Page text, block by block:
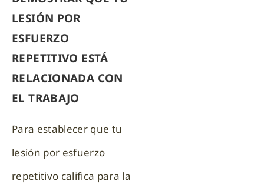
LESIÓN POR
ESFUERZO
REPETITIVO ESTÁ
RELACIONADA CON
EL TRABAJO
Para establecer que tu
lesión por esfuerzo
repetitivo califica para la